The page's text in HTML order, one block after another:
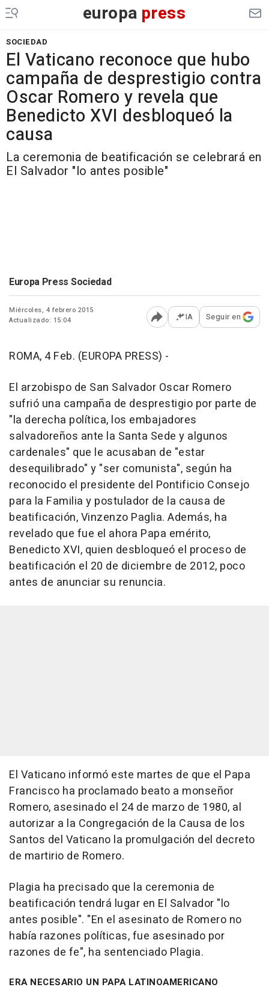
europa press
SOCIEDAD
El Vaticano reconoce que hubo
campaña de desprestigio contra
Oscar Romero y revela que
Benedicto XVI desbloqueó la
causa
La ceremonia de beatificación se celebrará en
El Salvador "lo antes posible"
Europa Press Sociedad
Miércoles, 4 febrero 2015
Actualizado: 15:04
Abrir opciones para
IA Seguir en
ROMA, 4 Feb. (EUROPA PRESS) -
El arzobispo de San Salvador Oscar Romero
sufrió una campaña de desprestigio por parte de
"la derecha política, los embajadores
salvadoreños ante la Santa Sede y algunos
cardenales" que le acusaban de "estar
desequilibrado" y "ser comunista", según ha
reconocido el presidente del Pontificio Consejo
para la Familia y postulador de la causa de
beatificación, Vinzenzo Paglia. Además, ha
revelado que fue el ahora Papa emérito,
Benedicto XVI, quien desbloqueó el proceso de
beatificación el 20 de diciembre de 2012, poco
antes de anunciar su renuncia.
El Vaticano informó este martes de que el Papa
Francisco ha proclamado beato a monseñor
Romero, asesinado el 24 de marzo de 1980, al
autorizar a la Congregación de la Causa de los
Santos del Vaticano la promulgación del decreto
de martirio de Romero.
Plagia ha precisado que la ceremonia de
beatificación tendrá lugar en El Salvador "lo
antes posible". "En el asesinato de Romero no
había razones políticas, fue asesinado por
razones de fe", ha sentenciado Plagia.
ERA NECESARIO UN PAPA LATINOAMERICANO